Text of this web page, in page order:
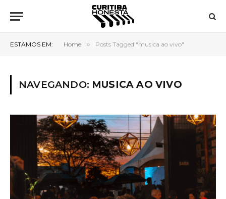
ESTAMOS EM: Home » Posts Tagged "musica ao vivo"
NAVEGANDO: MUSICA AO VIVO